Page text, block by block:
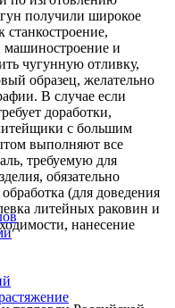
получили широкое
станкостроение,
машиностроение и
чугунную отливку,
образец, желательно
В случае если
доработки,
с большим
выполняют все
требуемую для
обязательно
(для доведения
литейных раковин и
нанесение